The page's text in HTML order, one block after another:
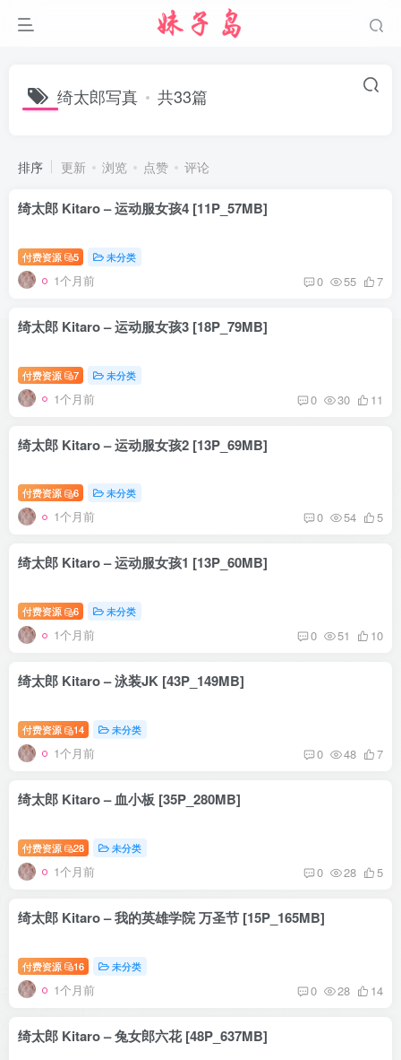
绮太郎写真 共33篇
排序 更新 浏览 点赞 评论
绮太郎 Kitaro – 运动服女孩4 [11P_57MB]
付费资源 5 未分类
1个月前 0 55 7
绮太郎 Kitaro – 运动服女孩3 [18P_79MB]
付费资源 7 未分类
1个月前 0 30 11
绮太郎 Kitaro – 运动服女孩2 [13P_69MB]
付费资源 6 未分类
1个月前 0 54 5
绮太郎 Kitaro – 运动服女孩1 [13P_60MB]
付费资源 6 未分类
1个月前 0 51 10
绮太郎 Kitaro – 泳装JK [43P_149MB]
付费资源 14 未分类
1个月前 0 48 7
绮太郎 Kitaro – 血小板 [35P_280MB]
付费资源 28 未分类
1个月前 0 28 5
绮太郎 Kitaro – 我的英雄学院 万圣节 [15P_165MB]
付费资源 16 未分类
1个月前 0 28 14
绮太郎 Kitaro – 兔女郎六花 [48P_637MB]